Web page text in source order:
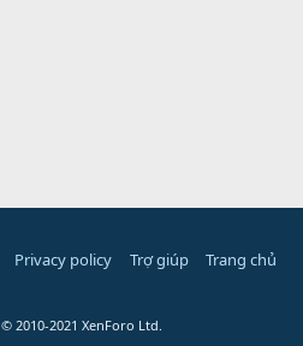
Privacy policy Trợ giúp Trang chủ
© 2010-2021 XenForo Ltd.